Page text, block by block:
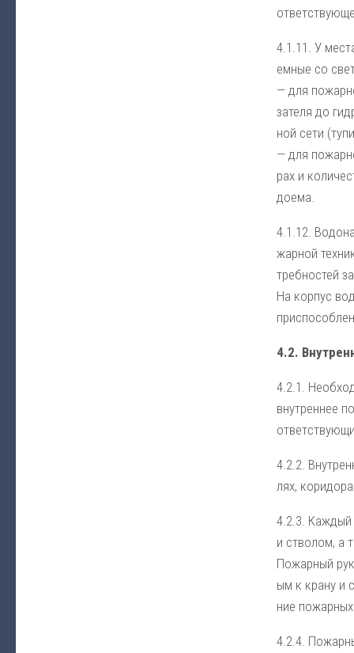
4.1.11. У
ем­ные со
— для
за­те­ля до
ной се­ти
— для
рах и
до­ема.
4.1.12.
жар­ной
треб­но­стей
На кор­пус
4.2.
4.2.1.
внут­рен­нее
4.2.2.
лях,
4.2.3. Ка­ж­дый
и ство­лом, а
По­жар­ный
ым к кра­ну и
ние
4.2.4.